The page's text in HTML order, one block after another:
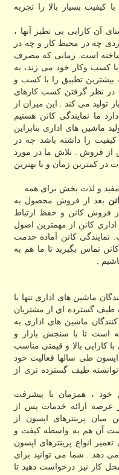
کیفیت بسیار بالا را تجربه
آن کارایی بی نظیر آنها ،
چه در محیط کار و چه در
ساخته است. زمانی که مصرف
کسب وکار خود می زند، به
بیشترین تطبیق را با کسب و
با در نظر گرفتن کسب کارهای
می کند . این میزان از
ما نمایندگی کانن هستیم
ماشین های اداری بنابراین
کیفیت را داشته باشد چه در
فروش . تلاش ما در مورد
کمترین زمان و با بهترین
مفید و لذت بخش برای همه
بعد از فروش محصول به
فروش کانن و حفظ ارتباط
اداری کانن از مهمترین اصول
نمایندگی کانن آماده خدمت
تماس بگیرید تا ما هم به
.
ماشین های اداری تنها با
طيف گسترده اي از مشتريان
كنندگان ماشین های اداری به
است تا با سنجش بازار و
کارایی بالا و قیمتی مناسب
اپسون طی سالها فعالیت خود
توانسته طیف گسترده تری از
خود ، همزمان با پیشرفت
عرصه ارائه خدمات پس از
پرینترهای اپسون از
است آن هم به واسطه کیفت و
انواع پرینترهای اپسون
دهد . شما می توانید برای
کار نیز درخواست دهید تا